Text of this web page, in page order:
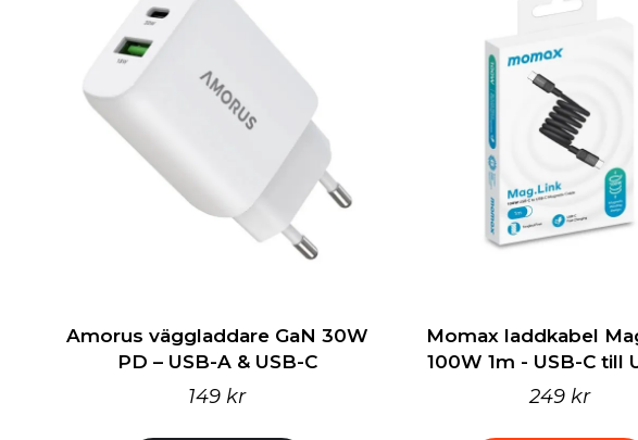
Amorus väggladdare GaN 30W
PD – USB-A & USB-C
149 kr
Momax laddkabel
100W 1m - USB-C till
249 kr